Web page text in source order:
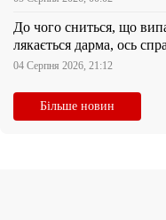
До чого сниться, що
лякається дарма, ось
04 Серпня 2026, 21:12
Більше новин